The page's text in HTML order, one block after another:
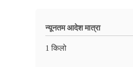
न्यूनतम आदेश मात्रा
1 किलो